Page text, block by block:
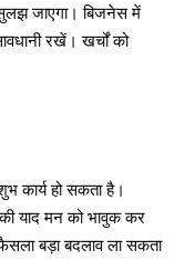
जाएगा। बिजनेस में
रखें। खर्चों को
हो सकता है।
याद मन को भावुक कर
बड़ा बदलाव ला सकता